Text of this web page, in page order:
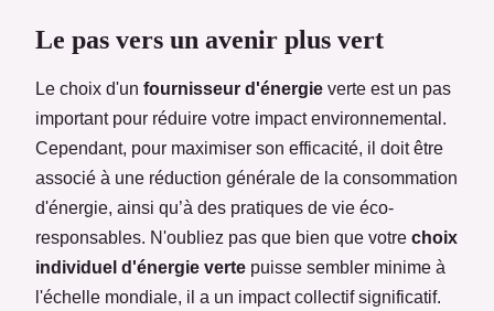
Le pas vers un avenir plus vert
Le choix d'un fournisseur d'énergie verte est un pas
important pour réduire votre impact environnemental.
Cependant, pour maximiser son efficacité, il doit être
associé à une réduction générale de la consommation
d'énergie, ainsi qu’à des pratiques de vie éco-
responsables. N'oubliez pas que bien que votre choix
individuel d'énergie verte puisse sembler minime à
l'échelle mondiale, il a un impact collectif significatif.